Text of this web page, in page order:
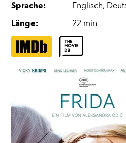
Sprache: Englisch,
Länge: 22 min